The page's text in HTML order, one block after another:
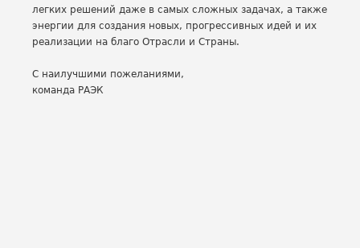
легких решений даже в самых сложных задачах, а также
энергии для создания новых, прогрессивных идей и их
реализации на благо Отрасли и Страны.
С наилучшими пожеланиями,
команда РАЭК